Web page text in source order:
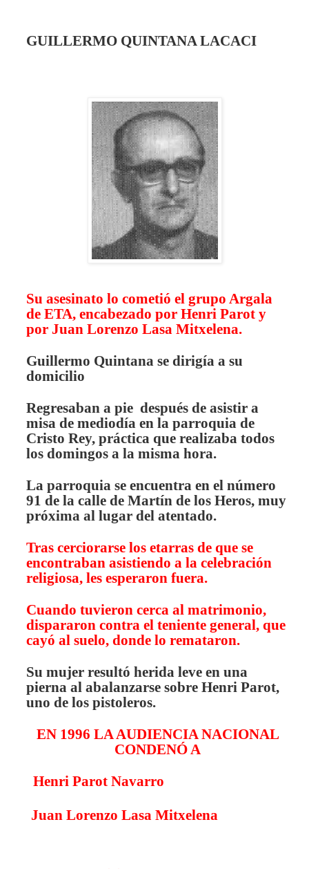
GUILLERMO QUINTANA LACACI
Su asesinato lo cometió el grupo Argala
de ETA, encabezado por Henri Parot y
por Juan Lorenzo Lasa Mitxelena.
Guillermo Quintana se dirigía a su
domicilio
Regresaban a pie después de asistir a
misa de mediodía en la parroquia de
Cristo Rey, práctica que realizaba todos
los domingos a la misma hora.
La parroquia se encuentra en el número
91 de la calle de Martín de los Heros, muy
próxima al lugar del atentado.
Tras cerciorarse los etarras de que se
encontraban asistiendo a la celebración
religiosa, les esperaron fuera.
Cuando tuvieron cerca al matrimonio,
dispararon contra el teniente general, que
cayó al suelo, donde lo remataron.
Su mujer resultó herida leve en una
pierna al abalanzarse sobre Henri Parot,
uno de los pistoleros.
EN 1996 LA AUDIENCIA NACIONAL
CONDENÓ A
Henri Parot Navarro
Juan Lorenzo Lasa Mitxelena